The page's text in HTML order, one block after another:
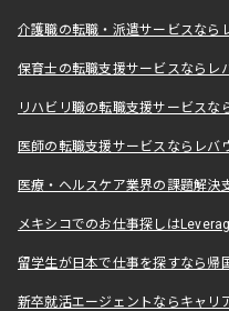
介護職の転職・派遣サービスなら
保育士の転職支援サービスならレ
リハビリ職の転職支援サービスな
医師の転職支援サービスならレバ
医療・ヘルスケア業界の課題解決
メキシコでのお仕事探しは
留学生が日本で仕事を探すなら帰
新卒就活エージェントならキャリ